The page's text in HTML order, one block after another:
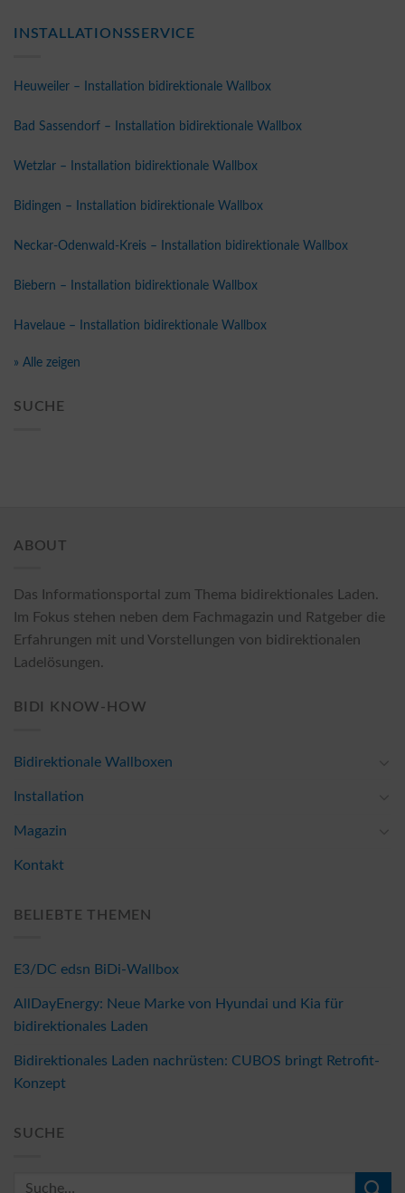
INSTALLATIONSSERVICE
Heuweiler – Installation bidirektionale Wallbox
Bad Sassendorf – Installation bidirektionale Wallbox
Wetzlar – Installation bidirektionale Wallbox
Bidingen – Installation bidirektionale Wallbox
Neckar-Odenwald-Kreis – Installation bidirektionale Wallbox
Biebern – Installation bidirektionale Wallbox
Havelaue – Installation bidirektionale Wallbox
» Alle zeigen
SUCHE
ABOUT
Das Informationsportal zum Thema bidirektionales Laden.
Im Fokus stehen neben dem Fachmagazin und Ratgeber die
Erfahrungen mit und Vorstellungen von bidirektionalen
Ladelösungen.
BIDI KNOW-HOW
Bidirektionale Wallboxen
Installation
Magazin
Kontakt
BELIEBTE THEMEN
E3/DC edsn BiDi-Wallbox
AllDayEnergy: Neue Marke von Hyundai und Kia für
bidirektionales Laden
Bidirektionales Laden nachrüsten: CUBOS bringt Retrofit-
Konzept
SUCHE